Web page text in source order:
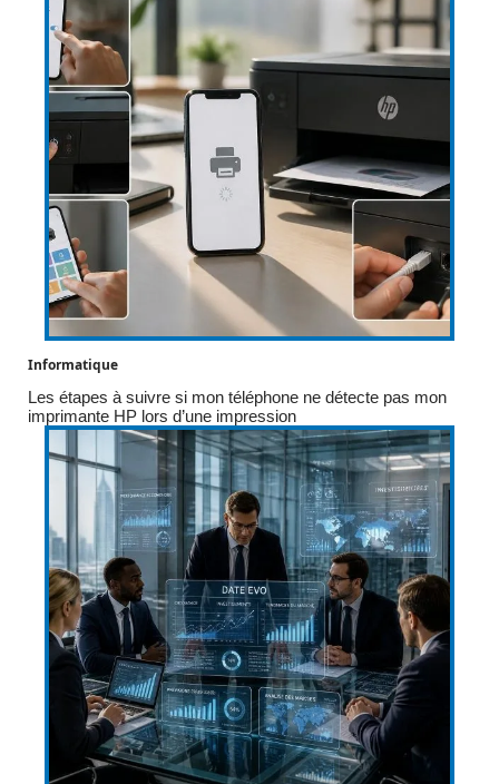
Informatique
Les étapes à suivre si mon téléphone ne détecte pas mon
imprimante HP lors d’une impression